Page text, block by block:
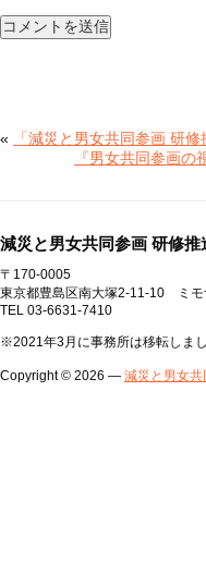
«
「減災と男女共同参画
『男女共同参画
減災と男女共同参画 研修推
〒170-0005
東京都豊島区南大塚2-11-10 ミモ
TEL 03-6631-7410
※2021年3月に事務所は移転しまし
Copyright © 2026 — 減災と男女